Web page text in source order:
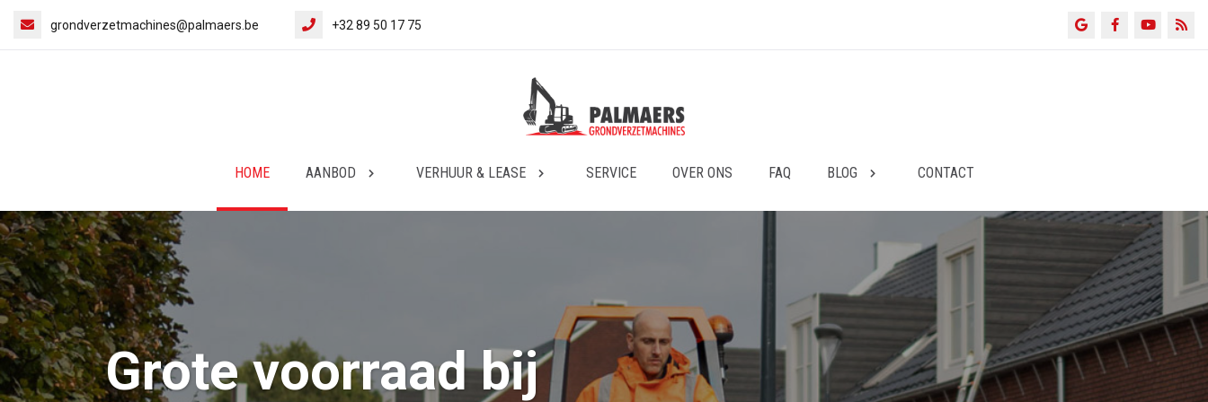
grondverzetmachines@palmaers.be +32 89 50 17 75
HOME AANBOD VERHUUR & LEASE SERVICE OVER ONS FAQ BLOG CONTACT
Grote voorraad bij
Grote voorraad bij
Grote voorraad bij
Grote voorraad bij
Grote voorraad bij